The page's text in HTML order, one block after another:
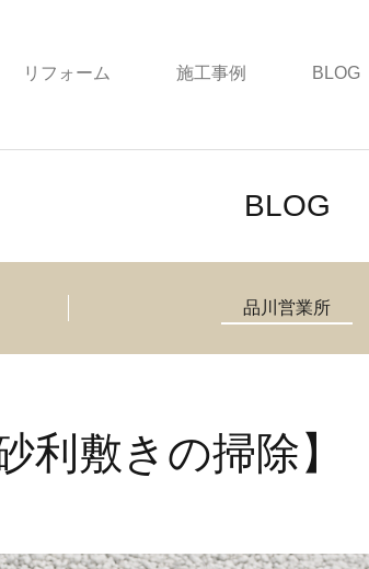
リフォーム 施工事例 BLOG
BLOG
品川営業所
利敷きの掃除】